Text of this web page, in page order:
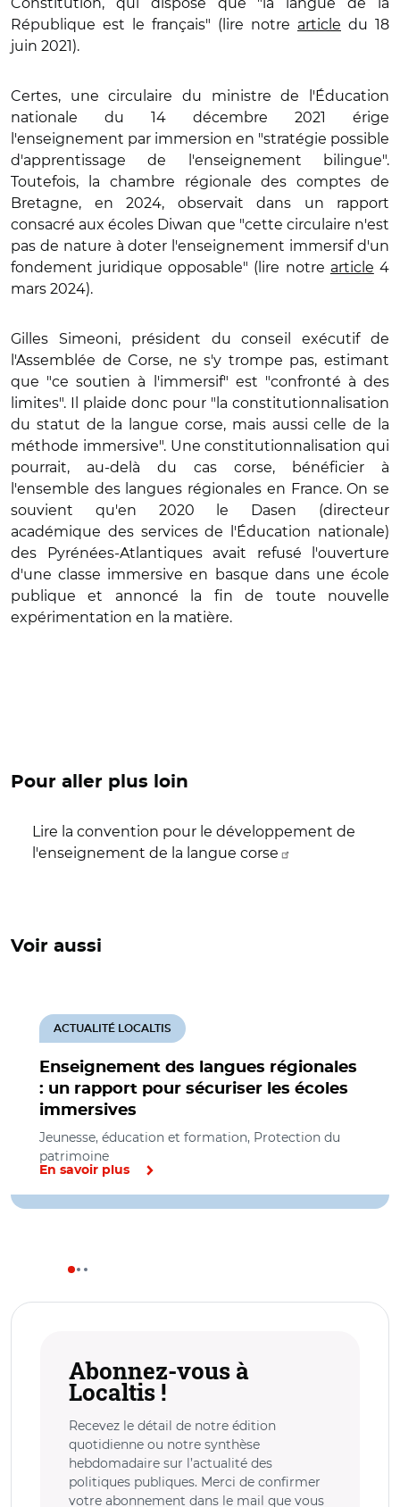
République est le français" (lire notre article du 18
juin 2021).
Certes, une circulaire du ministre de l'Éducation
nationale du 14 décembre 2021 érige
l'enseignement par immersion en "stratégie possible
d'apprentissage de l'enseignement bilingue".
Toutefois, la chambre régionale des comptes de
Bretagne, en 2024, observait dans un rapport
consacré aux écoles Diwan que "cette circulaire n'est
pas de nature à doter l'enseignement immersif d'un
fondement juridique opposable" (lire notre article 4
mars 2024).
Gilles Simeoni, président du conseil exécutif de
l'Assemblée de Corse, ne s'y trompe pas, estimant
que "ce soutien à l'immersif" est "confronté à des
limites". Il plaide donc pour " la constitutionnalisation
du statut de la langue corse, mais aussi celle de la
méthode immersive". Une constitutionnalisation qui
pourrait, au-delà du cas corse, bénéficier à
l'ensemble des langues régionales en France. On se
souvient qu'en 2020 le Dasen (directeur
académique des services de l'Éducation nationale)
des Pyrénées-Atlantiques avait refusé l'ouverture
d'une classe immersive en basque dans une école
publique et annoncé la fin de toute nouvelle
expérimentation en la matière.
Pour aller plus loin
Lire la convention pour le développement de
l'enseignement de la langue corse
Voir aussi
Enseignement des langues régionales
: un rapport pour sécuriser les écoles
immersives
ACTUALITÉ LOCALTIS
Jeunesse, éducation et formation, Protection du
patrimoine
En savoir plus
Abonnez-vous à
Localtis !
Recevez le détail de notre édition
quotidienne ou notre synthèse
hebdomadaire sur l’actualité des
politiques publiques. Merci de confirmer
votre abonnement dans le mail que vous